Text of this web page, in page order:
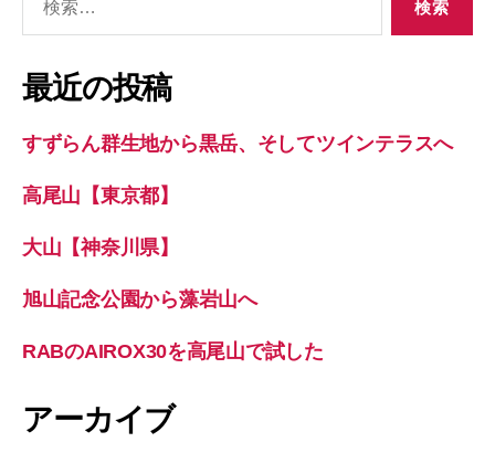
象:
最近の投稿
すずらん群生地から黒岳、そしてツインテラスへ
高尾山【東京都】
大山【神奈川県】
旭山記念公園から藻岩山へ
RABのAIROX30を高尾山で試した
アーカイブ